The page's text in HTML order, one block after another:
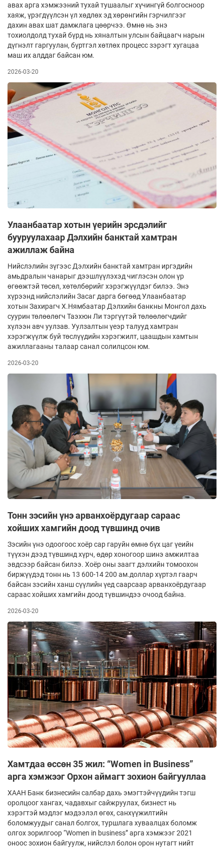
авах арга хэмжээний тухай тушаалыг хүчингүй болгосноор
хаяж, үрэгдүүлсэн үл хөдлөх эд хөрөнгийн гэрчилгээг
дахин авах шат дамжлага цөөрчээ. Өмнө нь энэ
тохиолдолд тухай бүрд нь хяналтын улсын байцаагч нарын
дүгнэлт гаргуулан, бүртгэл хөтлөх процесс зэрэгт хугацаа
маш их алддаг бай­сан юм.
2026-03-20
Улаанбаатар хотын үерийн эрсдэлийг
бууруулахаар Дэлхийн банктай хамтран
ажиллаж байна
Нийслэлийн зүгээс Дэлхийн банктай хамтран иргэдийн
амьдралын чанарыг дээшлүүлэхэд чиглэсэн олон үр
өгөөжтэй төсөл, хөтөлбөрийг хэрэгжүүлдэг билээ. Энэ
хүрээнд нийслэлийн Засаг дарга бөгөөд Улаанбаатар
хотын Захирагч Х.Нямбаатар Дэлхийн банкны Монгол дахь
суурин төлөөлөгч Таэхюн Ли тэргүүтэй төлөөлөгчдийг
хүлээн авч уулзав. Уулзалтын үеэр талууд хамтран
хэрэгжүүлж буй төслүүдийн хэрэгжилт, цаашдын хамтын
ажиллагааны талаар санал солилцсон юм.
2026-03-20
Тонн зэсийн үнэ арванхоёрдугаар сараас
хойших хамгийн доод түвшинд очив
Зэсийн үнэ одоогоос хоёр сар гаруйн өмнө бүх цаг үеийн
түүхэн дээд түвшинд хүрч, өдөр хоногоор шинэ амжилтаа
эвдсээр байсан билээ. Хоёр оны заагт дэлхийн томоохон
биржүүдэд тонн нь 13 600-14 200 ам.доллар хүртэл гаарч
байсан зэсийн ханш сүүлийн үед саарсаар арванхоёрдугаар
сараас хойших хамгийн доод түвшиндээ очоод байна.
2026-03-20
Хамтдаа өссөн 35 жил: “Women in Business”
арга хэмжээг Орхон аймагт зохион байгууллаа
ХААН Банк бизнесийн салбар дахь эмэгтэйчүүдийн тэгш
оролцоог хангах, чадавхыг сайжруулах, бизнест нь
хэрэгтэй мэдлэг мэдээлэл өгөх, санхүүжилтийн
боломжуудыг санал болгох, туршлага хуваалцах боломж
олгох зорилгоор “Women in business” арга хэмжээг 2021
оноос зохион байгуулж, нийслэл болон орон нутагт нийт